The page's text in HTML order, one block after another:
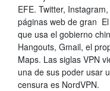
EFE. Twitter,
páginas web de gran
que usa el gobierno
Hangouts, Gmail, el
Maps. Las siglas VPN
una de sus poder usar
censura es NordVPN.